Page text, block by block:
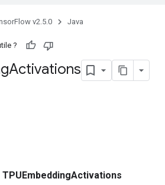
v2.5.0 Java
?
Activations
TPUEmbeddingActivations